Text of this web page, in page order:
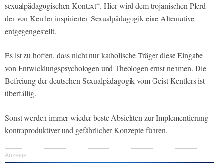
sexualpädagogischen Kontext“. Hier wird dem trojanischen Pferd
der von Kentler inspirierten Sexualpädagogik eine Alternative
entgegengestellt.
Es ist zu hoffen, dass nicht nur katholische Träger diese Eingabe
von Entwicklungspsychologen und Theologen ernst nehmen. Die
Befreiung der deutschen Sexualpädagogik vom Geist Kentlers ist
überfällig.
Sonst werden immer wieder beste Absichten zur Implementierung
kontraproduktiver und gefährlicher Konzepte führen.
Anzeige